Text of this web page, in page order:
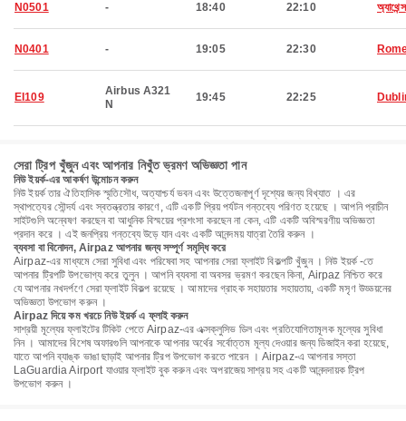
N0501 - 18:40 22:10 অ্যাথেন্স
N0401 - 19:05 22:30
EI109
Airbus A321
N
19:45 22:25
সেরা ট্রিপ খুঁজুন এবং আপনার নিখুঁত ভ্রমণ অভিজ্ঞতা পান
নিউ ইয়র্ক-এর আকর্ষণ উন্মোচন করুন
নিউ ইয়র্ক তার ঐতিহাসিক স্মৃতিসৌধ, অত্যাশ্চর্য ভবন এবং উত্তেজনাপূর্ণ দৃশ্যের জন্য বিখ্যাত । এর
স্থাপত্যের সৌন্দর্য এবং স্বতন্ত্রতার কারণে, এটি একটি প্রিয় পর্যটন গন্তব্যে পরিণত হয়েছে । আপনি প্রাচীন
সাইটগুলি অন্বেষণ করছেন বা আধুনিক বিস্ময়ের প্রশংসা করছেন না কেন, এটি একটি অবিস্মরণীয় অভিজ্ঞতা
প্রদান করে । এই জনপ্রিয় গন্তব্যে উড়ে যান এবং একটি আনন্দময় যাত্রা তৈরি করুন ।
ব্যবসা বা বিনোদন, Airpaz আপনার জন্য সম্পূর্ণ সমৃদ্ধি করে
Airpaz-এর মাধ্যমে সেরা সুবিধা এবং পরিষেবা সহ আপনার সেরা ফ্লাইট বিকল্পটি খুঁজুন । নিউ ইয়র্ক -তে
আপনার ট্রিপটি উপভোগ্য করে তুলুন । আপনি ব্যবসা বা অবসর ভ্রমণ করছেন কিনা, Airpaz নিশ্চিত করে
যে আপনার নখদর্পণে সেরা ফ্লাইট বিকল্প রয়েছে । আমাদের গ্রাহক সহায়তার সহায়তায়, একটি মসৃণ উড্ডয়নের
অভিজ্ঞতা উপভোগ করুন ।
Airpaz দিয়ে কম খরচে নিউ ইয়র্ক এ ফ্লাই করুন
সাশ্রয়ী মূল্যের ফ্লাইটের টিকিট পেতে Airpaz-এর এক্সক্লুসিভ ডিল এবং প্রতিযোগিতামূলক মূল্যের সুবিধা
নিন । আমাদের বিশেষ অফারগুলি আপনাকে আপনার অর্থের সর্বোত্তম মূল্য দেওয়ার জন্য ডিজাইন করা হয়েছে,
যাতে আপনি ব্যাঙ্ক ভাঙা ছাড়াই আপনার ট্রিপ উপভোগ করতে পারেন । Airpaz-এ আপনার সস্তা
LaGuardia Airport যাওয়ার ফ্লাইট বুক করুন এবং অপরাজেয় সাশ্রয় সহ একটি আনন্দদায়ক ট্রিপ
উপভোগ করুন ।